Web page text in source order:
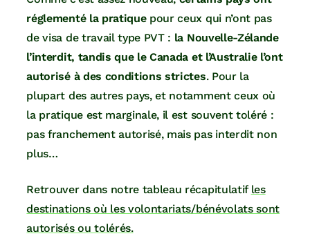
réglementé la pratiquepour ceux qui n’ont pas
de visa de travail type PVT : la Nouvelle-Zélande
l’interdit, tandis que le Canada et l’Australie l’ont
autorisé à des conditions strictes. Pour la
plupart des autres pays, et notamment ceux où
la pratique est marginale, il est souvent toléré :
pas franchement autorisé, mais pas interdit non
plus…
Retrouver dans notre tableau récapitulatif les
destinations où les volontariats/bénévolats sont
autorisés ou tolérés.